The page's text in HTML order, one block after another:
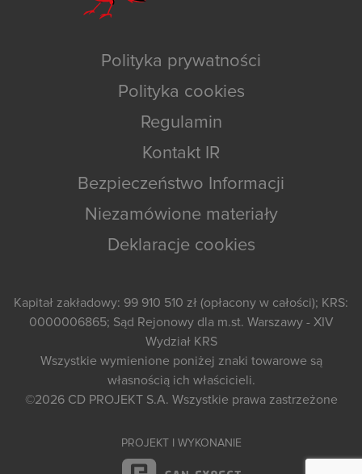
Polityka prywatności
Polityka cookies
Regulamin
Kontakt IR
Bezpieczeństwo Informacji
Niezamówione materiały
Deklaracje cookies
Kapitał zakładowy: 99 910 510 zł (opłacony w całości); KRS:
0000006865; Sąd Rejonowy dla m.st. Warszawy - XIV
Wydział KRS
Wszystkie wymienione poniżej znaki towarowe są
własnością ich właścicieli.
©2026 CD PROJEKT S.A. Wszystkie prawa zastrzeżone
PROJEKT I WYKONANIE